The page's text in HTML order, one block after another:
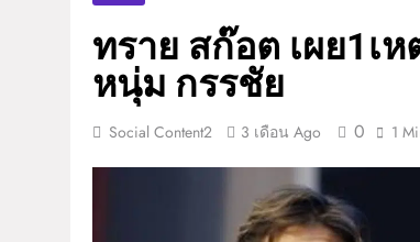
ทราย สก๊อต เผย1เ
หนุ่ม กรรชัย
Social Content2 3 เดือน Ago 0 1